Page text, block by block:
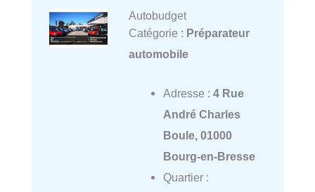
Autobudget
Catégorie : Préparateur
automobile
Adresse : 4 Rue
André Charles
Boule, 01000
Bourg-en-Bresse
Quartier :